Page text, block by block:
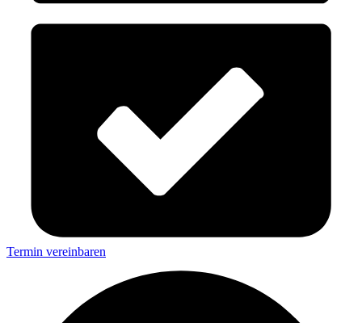
Termin vereinbaren